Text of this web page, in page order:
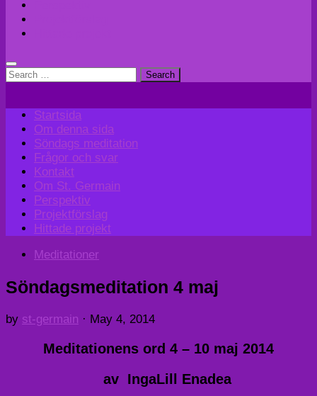
Search
Startsida
Om denna sida
Söndags meditation
Frågor och svar
Kontakt
Om St. Germain
Perspektiv
Projektförslag
Hittade projekt
Meditationer
Söndagsmeditation 4 maj
by st-germain · May 4, 2014
Meditationens ord 4 – 10 maj 2014
av IngaLill Enadea